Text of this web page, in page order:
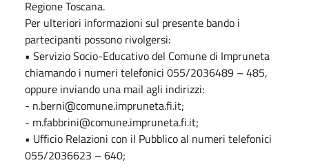
Regione Toscana.
Per ulteriori informazioni sul presente bando i
partecipanti possono rivolgersi:
• Servizio Socio-Educativo del Comune di Impruneta
chiamando i numeri telefonici 055/2036489 – 485,
oppure inviando una mail agli indirizzi:
- n.berni@comune.impruneta.fi.it;
- m.fabbrini@comune.impruneta.fi.it;
• Ufficio Relazioni con il Pubblico al numeri telefonici
055/2036623 – 640;